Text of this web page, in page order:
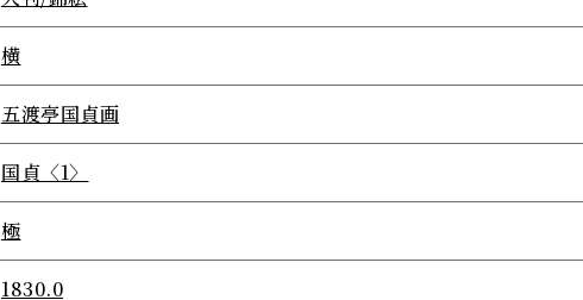
横
五渡亭国貞画
国貞〈1〉
極
1830.0